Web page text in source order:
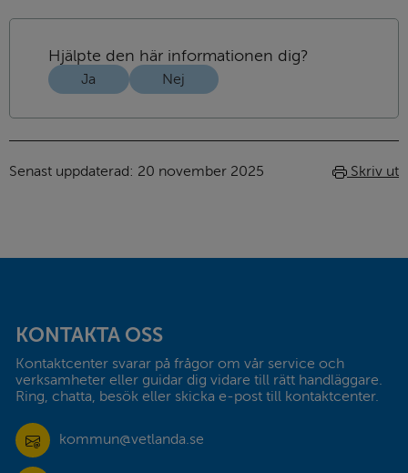
Hjälpte den här informationen dig?
Ja Nej
Senast uppdaterad: 20 november 2025 Skriv ut
KONTAKTA OSS
Kontaktcenter svarar på frågor om vår service och
verksamheter eller guidar dig vidare till rätt handläggare.
Ring, chatta, besök eller skicka e-post till kontaktcenter.
kommun@vetlanda.se